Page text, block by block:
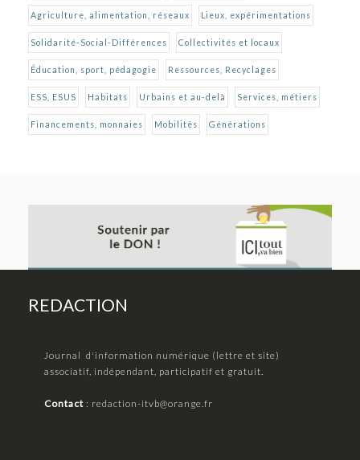
Agriculture, alimentation, réseaux Lieux, expérimentations
Solidarité-Social-Différences Collectivités et locaux
Éducation, sport, pédagogie Ressources, Recyclages
ESS, ESUS Habitats Urbains et au-delà Services, métiers
Financements, monnaies Mobilités Générations
REDACTION
Journal d'information numérique (lettre et site)
associatif, indépendant, participatif et gratuit.
Contact : redaction-itvb@orange.fr